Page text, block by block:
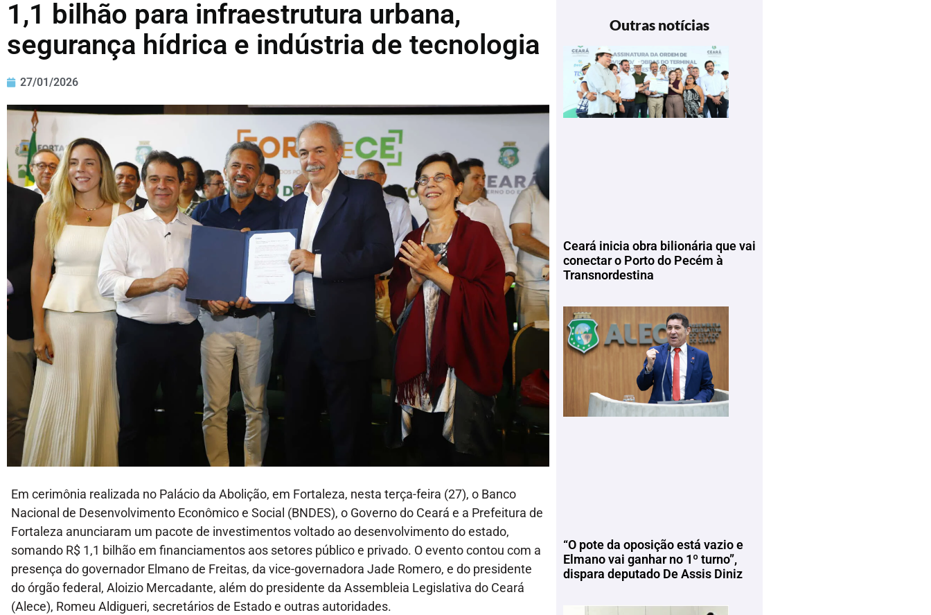
1,1 bilhão para infraestrutura urbana,
segurança hídrica e indústria de tecnologia
27/01/2026
Em cerimônia realizada no Palácio da Abolição, em Fortaleza, nesta terça-feira (27), o Banco
Nacional de Desenvolvimento Econômico e Social (BNDES), o Governo do Ceará e a Prefeitura de
Fortaleza anunciaram um pacote de investimentos voltado ao desenvolvimento do estado,
somando R$ 1,1 bilhão em financiamentos aos setores público e privado. O evento contou com a
presença do governador Elmano de Freitas, da vice-governadora Jade Romero, e do presidente
do órgão federal, Aloizio Mercadante, além do presidente da Assembleia Legislativa do Ceará
(Alece), Romeu Aldigueri, secretários de Estado e outras autoridades.
Outras notícias
Ceará inicia obra bilionária que vai
conectar o Porto do Pecém à
Transnordestina
“O pote da oposição está vazio e
Elmano vai ganhar no 1º turno”,
dispara deputado De Assis Diniz